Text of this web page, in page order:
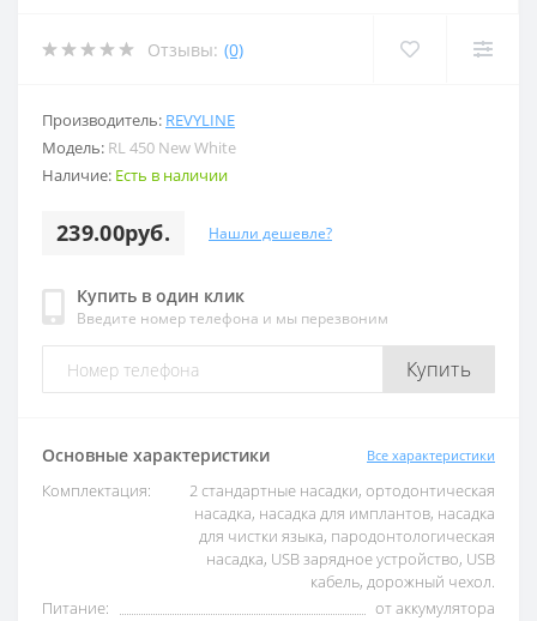
Отзывы: (0)
Производитель: REVYLINE
Модель: RL 450 New White
Наличие: Есть в наличии
239.00руб. Нашли дешевле?
Купить в один клик
Введите номер телефона и мы перезвоним
Купить
Основные характеристики Все характеристики
Комплектация:
2 стандартные насадки, ортодонтическая
насадка, насадка для имплантов, насадка
для чистки языка, пародонтологическая
насадка, USB зарядное устройство, USB
кабель, дорожный чехол.
Питание:
от аккумулятора